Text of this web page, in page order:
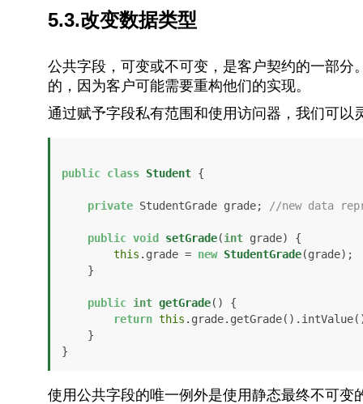
5.3.改变数据类型
公共字段，可变或不可变，是客户契约的一部
的，因为客户可能需要重构他们的实现。
通过赋予字段私有范围和使用访问器，我们可
public class Student {
private StudentGrade grade; //new data
public void setGrade(int grade)
{
this .grade = new StudentGrade(grade);
public int getGrade()
{
return this
}
使用公共字段的唯一例外是使用静态最终不可变